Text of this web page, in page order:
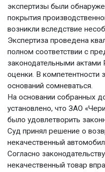
экспертизы были
покрытия
возникли вследствие
Экспертиза проведена
полном соответствии с
законодательными
оценки. В компетентности
оснований сомневаться.
На основании собранных
установлено, что ЗАО
было удовлетворить
Суд принял решение о
некачественный
Согласно
некачественный товар